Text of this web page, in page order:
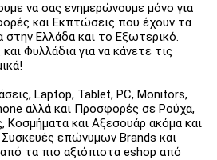
να σας ενημερώνουμε μόνο για
και Εκπτώσεις που έχουν τα
στην Ελλάδα και το Εξωτερικό.
Φυλλάδια για να κάνετε τις
Laptop, Tablet, PC, Monitors,
αλλά και Προσφορές σε Ρούχα,
Κοσμήματα και Αξεσουάρ ακόμα και
επώνυμων Brands και
τα πιο αξιόπιστα eshop από